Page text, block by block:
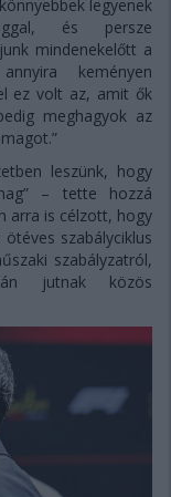
legyenek
és persze
mindenekelőtt a
keményen
ez volt az, amit ők
meghagyok az
leszünk, hogy
– tette hozzá
arra is célzott, hogy
szabályciklus
szabályzatról,
jutnak közös